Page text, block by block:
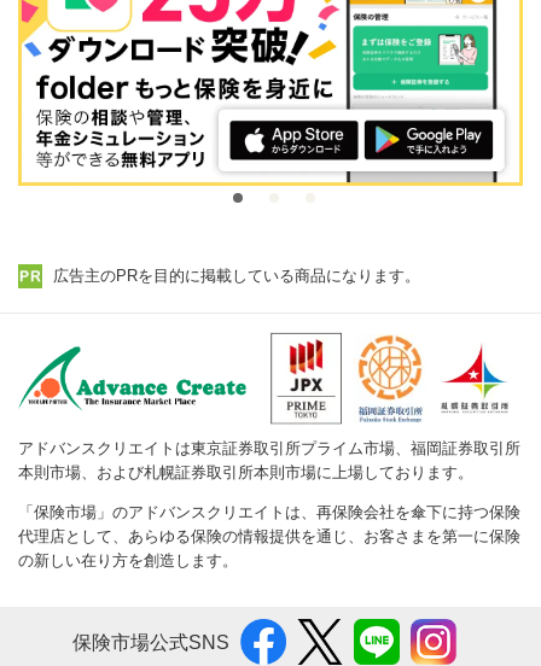
広告主のPRを目的に掲載している商品になります。
アドバンスクリエイトは東京証券取引所プライム市場、福岡証券取引所
本則市場、および札幌証券取引所本則市場に上場しております。
「保険市場」のアドバンスクリエイトは、再保険会社を傘下に持つ保険
代理店として、あらゆる保険の情報提供を通じ、お客さまを第一に保険
の新しい在り方を創造します。
保険市場公式SNS